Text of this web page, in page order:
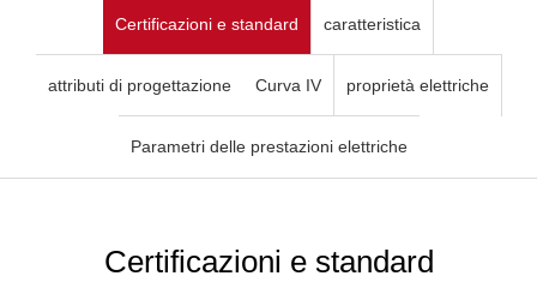
Certificazioni e standard caratteristica
attributi di progettazione Curva IV proprietà elettriche
Parametri delle prestazioni elettriche
Certificazioni e standard